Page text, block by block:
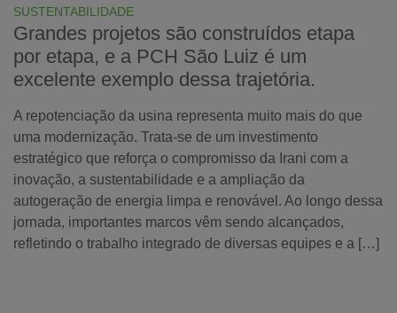
SUSTENTABILIDADE
Grandes projetos são construídos etapa
por etapa, e a PCH São Luiz é um
excelente exemplo dessa trajetória.
A repotenciação da usina representa muito mais do que
uma modernização. Trata-se de um investimento
estratégico que reforça o compromisso da Irani com a
inovação, a sustentabilidade e a ampliação da
autogeração de energia limpa e renovável. Ao longo dessa
jornada, importantes marcos vêm sendo alcançados,
refletindo o trabalho integrado de diversas equipes e a […]